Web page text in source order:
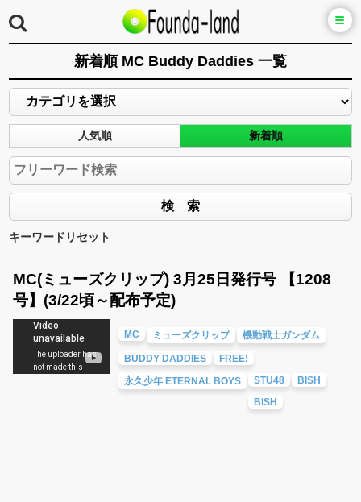
新着順 MC Buddy Daddies 一覧
人気順 新着順
キーワードリセット
MC(ミューズクリップ) 3月25日発行号 【1208
号】(3/22頃～配布予定)
MC ミューズクリップ 機動戦士ガンダム
BUDDY DADDIES
FREE!
永久少年 ETERNAL BOYS
STU48
BISH
BISH